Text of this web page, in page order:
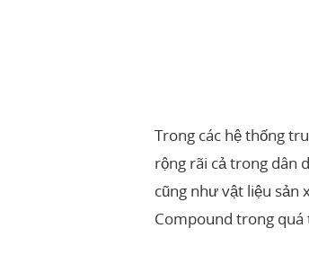
Trong các hệ thống
rộng rãi cả trong dân
cũng như vật liệu sản
Compound trong quá